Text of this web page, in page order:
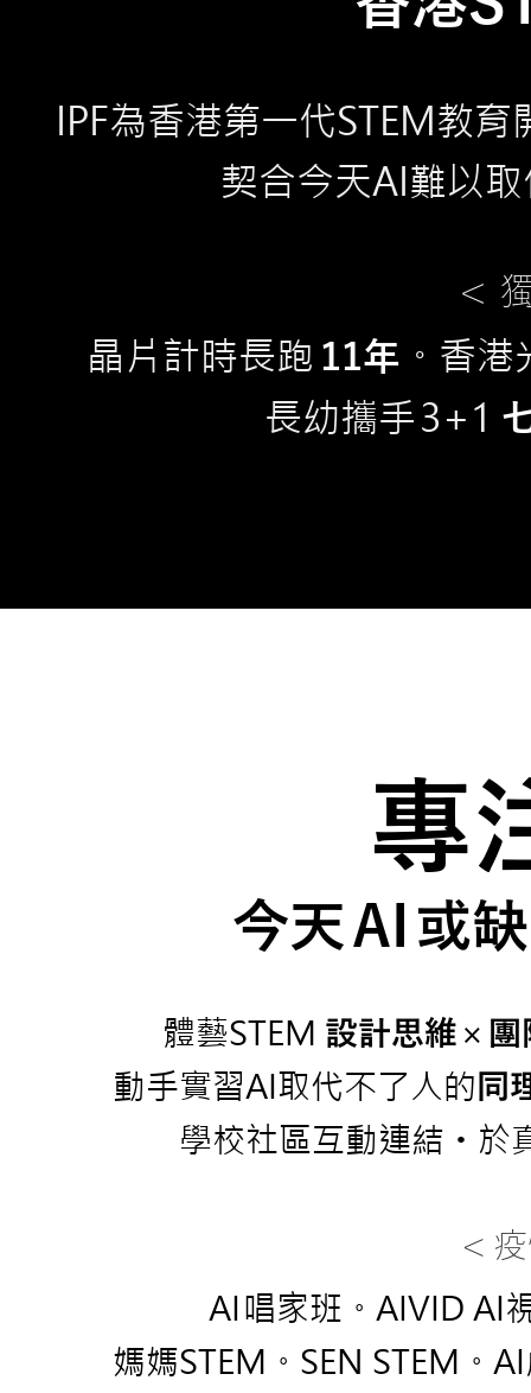
IPF為香港第一代STEM教
契合今天AI難以
<
晶片計時長跑 11年 。香
長幼攜手3+1
專
今天A 或缺
體藝STEM 設計思維 ×
動手實習AI取代不了人的 同
學校社區互動連結 ・ 於
<
AI唱家班 。AIVID AI
媽媽STEM 。 SEN STEM 。